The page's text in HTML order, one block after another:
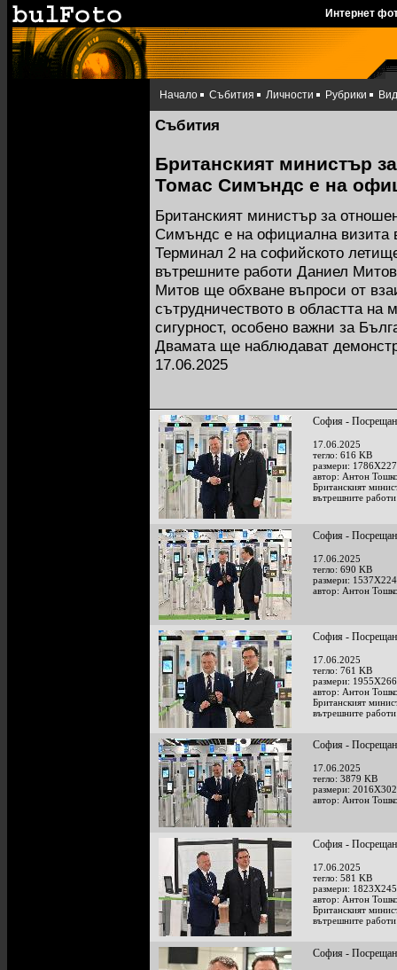
Интернет
Начало Събития Личности Рубрики
Събития
Британският министър
Томас Симъндс е на
Британският министър за
Симъндс е на официална визита
Терминал 2 на софийското
вътрешните работи Даниел
Митов ще обхване въпроси от
сътрудничеството в областта на
сигурност, особено важни за
Двамата ще наблюдават
17.06.2025
София -
17.06.2025
тегло: 616 KB
размери:
автор: Антон
Британският
вътрешните работи
София -
17.06.2025
тегло: 690 KB
размери:
автор: Антон
София -
17.06.2025
тегло: 761 KB
размери:
автор: Антон
Британският
вътрешните работи
София -
17.06.2025
тегло: 3879 KB
размери:
автор: Антон
София -
17.06.2025
тегло: 581 KB
размери:
автор: Антон
Британският
вътрешните работи
София -